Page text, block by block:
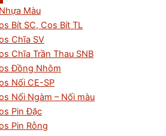
Màu
Bít SC, Cos Bít TL
Chĩa SV
Chĩa Trần Thau SNB
Đồng Nhôm
Nối CE-SP
Nối Ngàm – Nối màu
Pin Đặc
Pin Rỗng